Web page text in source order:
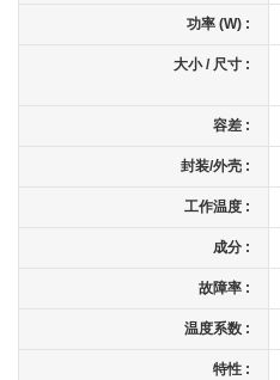
功率 (W) :
大小 / 尺寸 :
容差 :
封装/外壳 :
工作温度 :
成分 :
故障率 :
温度系数 :
特性 :